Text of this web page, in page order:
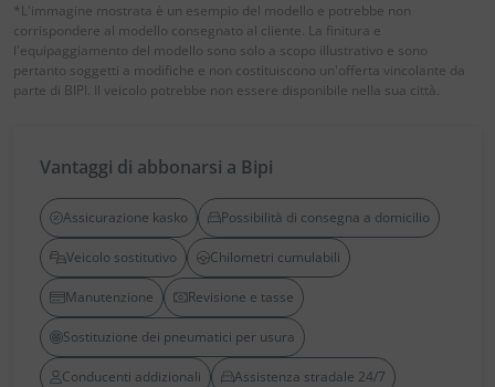
*L'immagine mostrata è un esempio del modello e potrebbe non
corrispondere al modello consegnato al cliente. La finitura e
l'equipaggiamento del modello sono solo a scopo illustrativo e sono
pertanto soggetti a modifiche e non costituiscono un'offerta vincolante da
parte di BIPI. Il veicolo potrebbe non essere disponibile nella sua città.
Vantaggi di abbonarsi a Bipi
Assicurazione kasko Possibilità di consegna a domicilio
Veicolo sostitutivo Chilometri cumulabili
Manutenzione Revisione e tasse
Sostituzione dei pneumatici per usura
Conducenti addizionali Assistenza stradale 24/7